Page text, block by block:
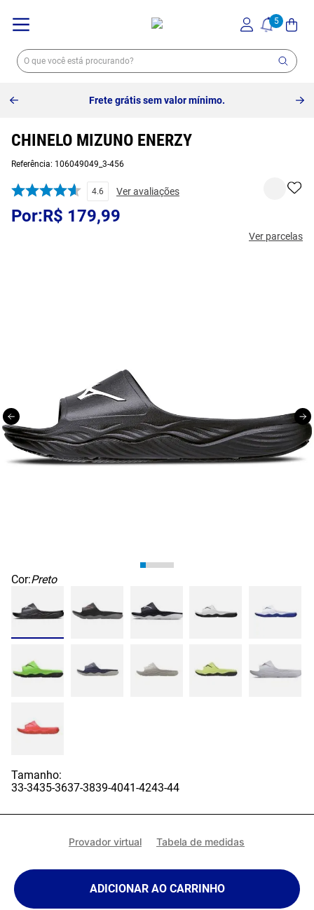
Frete grátis sem valor mínimo.
CHINELO MIZUNO ENERZY
Referência: 106049049_3-456
4.6 Ver avaliações
R$ 179,99
Ver parcelas
Cor:Preto
Tamanho:
33-3435-3637-3839-4041-4243-44
Provador virtual Tabela de medidas
ADICIONAR AO CARRINHO